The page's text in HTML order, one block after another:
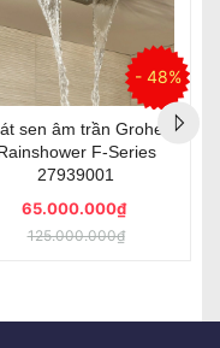
Bát sen âm trần
Hansgrohe Raindance E
400 26252000
Liên hệ